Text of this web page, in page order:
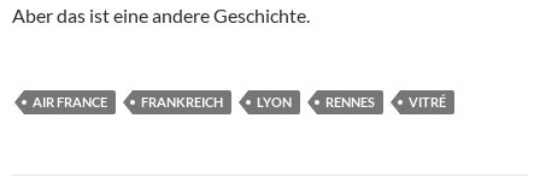
Aber das ist eine andere Geschichte.
AIR FRANCE FRANKREICH LYON RENNES VITRÉ